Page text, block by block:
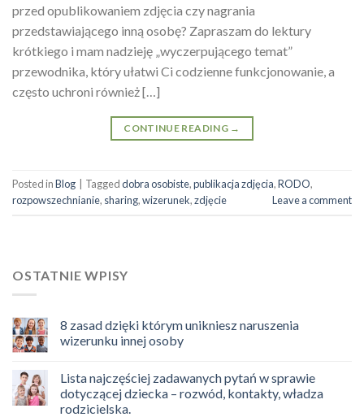
przed opublikowaniem zdjęcia czy nagrania
przedstawiającego inną osobę? Zapraszam do lektury
krótkiego i mam nadzieję „wyczerpującego temat”
przewodnika, który ułatwi Ci codzienne funkcjonowanie, a
często uchroni również […]
CONTINUE READING →
Posted inBlog Taggeddobra osobiste,publikacja zdjęcia,RODO,
rozpowszechnianie, sharing,wizerunek,zdjęcie Leave a comment
OSTATNIE WPISY
8 zasad dzięki którym unikniesz naruszenia
wizerunku innej osoby
Lista najczęściej zadawanych pytań w sprawie
dotyczącej dziecka – rozwód, kontakty, władza
rodzicielska.